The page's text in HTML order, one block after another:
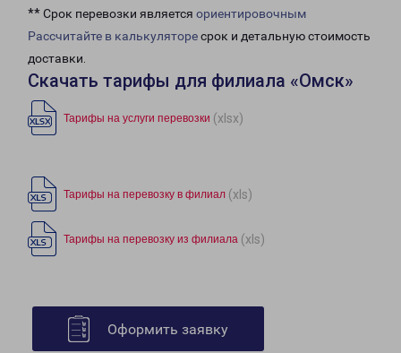
** Срок перевозки является ориентировочным
Рассчитайте в калькуляторесрок и детальную стоимость
доставки.
Скачать тарифы для филиала «Омск»
Тарифы на услуги перевозки (xlsx)
Тарифы на перевозку в филиал (xls)
Тарифы на перевозку из филиала (xls)
Оформить заявку